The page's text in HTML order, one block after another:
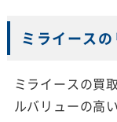
ミライース
ミライースの買
ルバリューの高